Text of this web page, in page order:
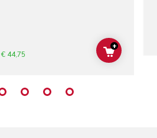
€ 44,75 ADD TO
+